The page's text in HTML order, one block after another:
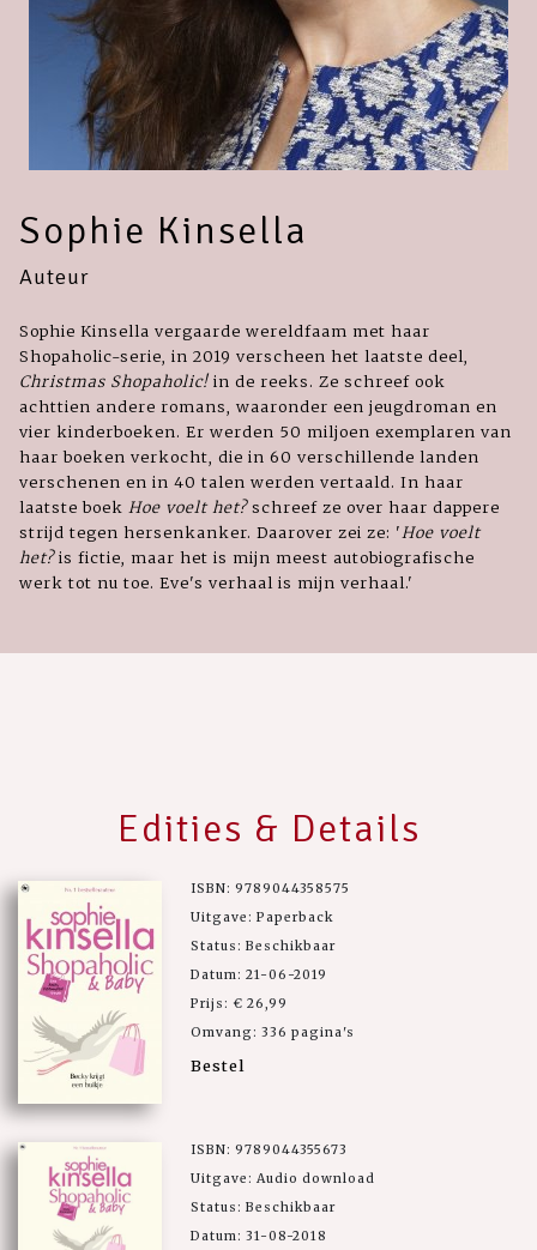
Sophie Kinsella
Auteur
Sophie Kinsella vergaarde wereldfaam met haar
Shopaholic-serie, in 2019 verscheen het laatste deel,
Christmas Shopaholic! in de reeks. Ze schreef ook
achttien andere romans, waaronder een jeugdroman en
vier kinderboeken. Er werden 50 miljoen exemplaren van
haar boeken verkocht, die in 60 verschillende landen
verschenen en in 40 talen werden vertaald. In haar
laatste boek Hoe voelt het?schreef ze over haar dappere
strijd tegen hersenkanker. Daarover zei ze: ' Hoe voelt
het?is fictie, maar het is mijn meest autobiografische
werk tot nu toe. Eve's verhaal is mijn verhaal.'
Edities & Details
ISBN: 9789044358575
Uitgave: Paperback
Status: Beschikbaar
Datum: 21-06-2019
Prijs: € 26,99
Omvang: 336 pagina's
Bestel
ISBN: 9789044355673
Uitgave: Audio download
Status: Beschikbaar
Datum: 31-08-2018